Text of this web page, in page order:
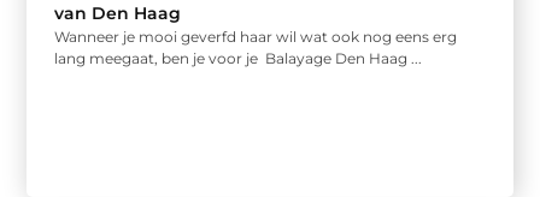
van Den Haag
Wanneer je mooi geverfd haar wil wat ook nog eens erg
lang meegaat, ben je voor je Balayage Den Haag ...